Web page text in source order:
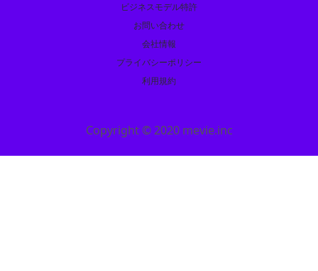
ビジネスモデル特許
お問い合わせ
会社情報
プライバシーポリシー
利用規約
Copyright © 2020 mevie.inc